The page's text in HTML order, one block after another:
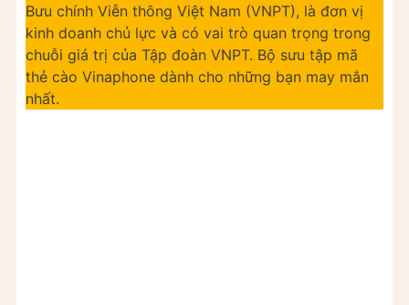
Bưu chính Viễn thông Việt Nam (VNPT), là đơn vị
kinh doanh chủ lực và có vai trò quan trọng trong
chuỗi giá trị của Tập đoàn VNPT. Bộ sưu tập mã
thẻ cào Vinaphone dành cho những bạn may mắn
nhất.